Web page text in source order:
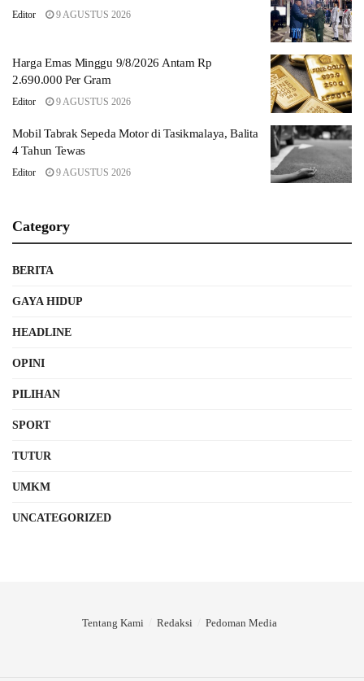
Editor 9 AGUSTUS 2026
Harga Emas Minggu 9/8/2026 Antam Rp
2.690.000 Per Gram
Editor 9 AGUSTUS 2026
Mobil Tabrak Sepeda Motor di Tasikmalaya, Balita
4 Tahun Tewas
Editor 9 AGUSTUS 2026
Category
BERITA
GAYA HIDUP
HEADLINE
OPINI
PILIHAN
SPORT
TUTUR
UMKM
UNCATEGORIZED
Tentang Kami Redaksi Pedoman Media